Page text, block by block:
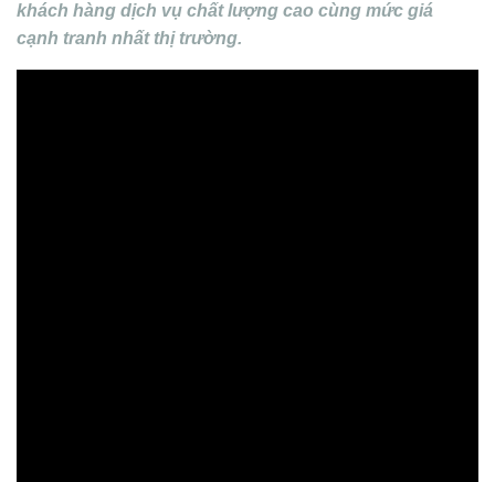
khách hàng dịch vụ chất lượng cao cùng mức giá
cạnh tranh nhất thị trường.